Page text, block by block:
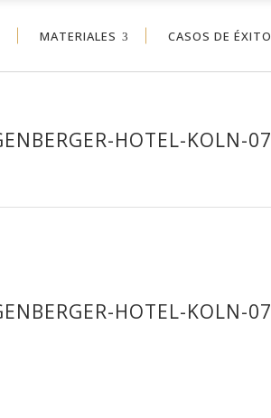
MATERIALES CASOS DE ÉXITO
HOTEL-KOLN-07
HOTEL-KOLN-07